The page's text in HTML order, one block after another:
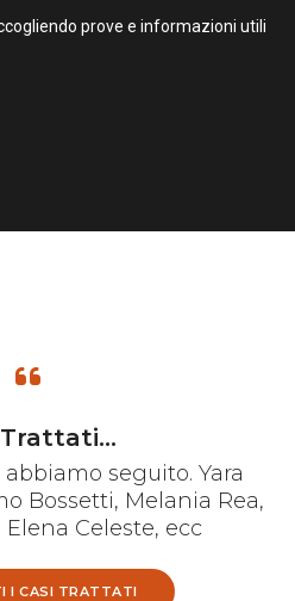
prove e informazioni utili
seguito. Yara
Bossetti, Melania Rea,
Celeste, ecc
I CASI TRATTATI